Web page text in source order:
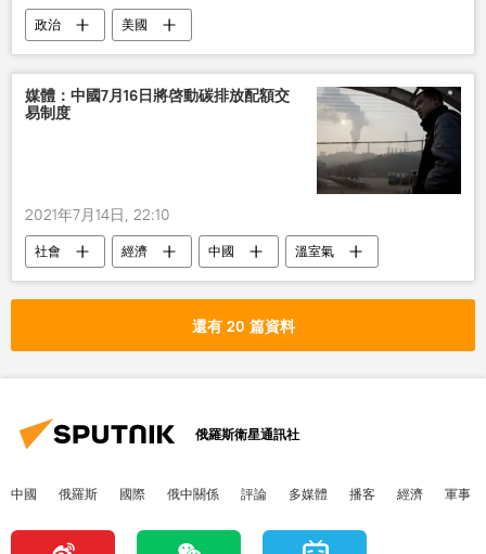
政治 美國
媒體：中國7月16日將啓動碳排放配額交
易制度
2021年7月14日, 22:10
社會 經濟 中國
溫室氣
排放
配額 制度
還有 20 篇資料
俄羅斯衛星通訊社
中國 俄羅斯 國際 俄中關係 評論 多媒體 播客 經濟 軍事